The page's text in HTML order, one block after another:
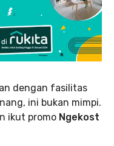
dengan fasilitas
ini bukan mimpi.
ikut promo Ngekost